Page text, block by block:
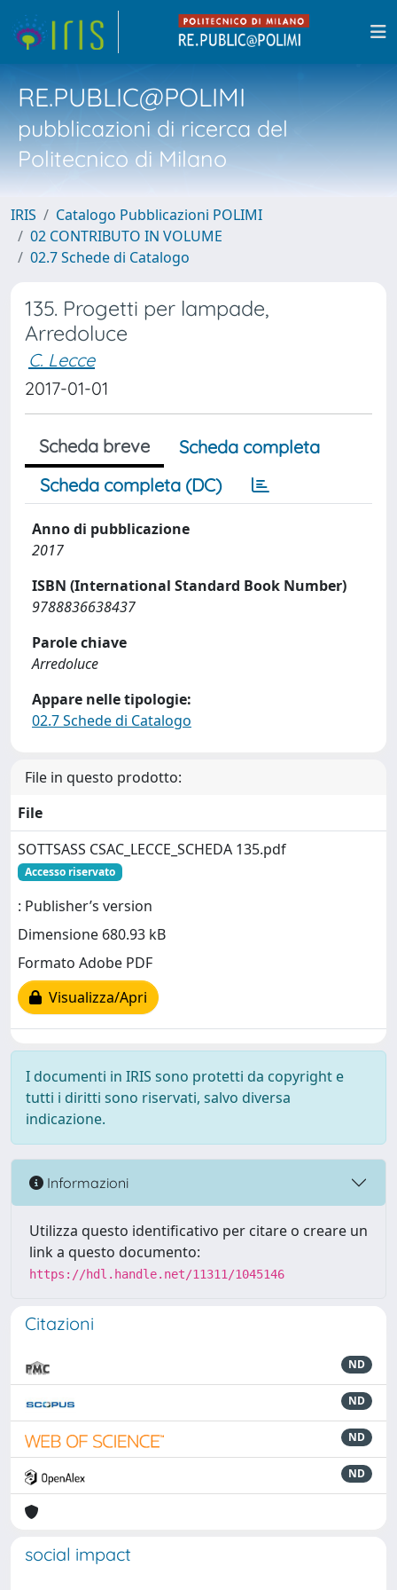
RE.PUBLIC@POLIMI
pubblicazioni di ricerca del
Politecnico di Milano
IRIS
Catalogo Pubblicazioni POLIMI
02 CONTRIBUTO IN VOLUME
02.7 Schede di Catalogo
135. Progetti per lampade,
Arredoluce
C. Lecce
2017-01-01
Scheda breve
Scheda completa
Scheda completa (DC)
Anno di pubblicazione
2017
ISBN (International Standard Book Number)
9788836638437
Parole chiave
Arredoluce
Appare nelle tipologie:
02.7 Schede di Catalogo
File in questo prodotto:
File
SOTTSASS CSAC_LECCE_SCHEDA 135.pdf
Accesso riservato
: Publisher’s version
Dimensione 680.93 kB
Formato Adobe PDF
Visualizza/Apri
I documenti in IRIS sono protetti da copyright e
tutti i diritti sono riservati, salvo diversa
indicazione.
Informazioni
Utilizza questo identificativo per citare o creare un
link a questo documento:
https://hdl.handle.net/11311/1045146
Citazioni
ND
ND
ND
ND
social impact